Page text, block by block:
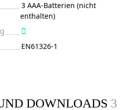
3 AAA-Batterien (nicht
enthalten)
EN61326-1
DOWNLOADS 3